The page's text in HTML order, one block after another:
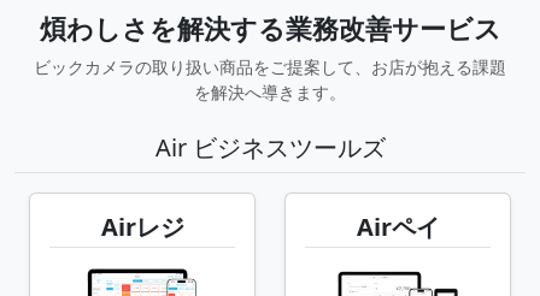
煩わしさを解決する業務改善サービス
ビックカメラの取り扱い商品をご提案して、お店が抱える課題
を解決へ導きます。
Air ビジネスツールズ
Airレジ Airペイ